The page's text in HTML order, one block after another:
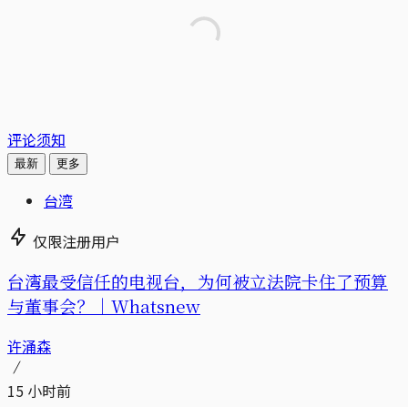
评论须知
最新 更多
台湾
仅限注册用户
台湾最受信任的电视台，为何被立法院卡住了预算
与董事会？｜Whatsnew
许涌森
15 小时前